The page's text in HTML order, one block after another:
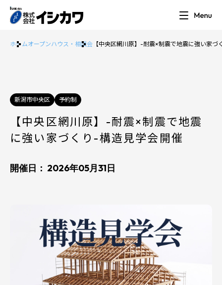
ホームオープンハウス・相談会 【中央区網川原】-耐震×制震で地震に強い家づ
新潟市中央区 予約制
【中央区網川原】-耐震×制震で地震
に強い家づくり-構造見学会開催
開催日： 2026年05月31日